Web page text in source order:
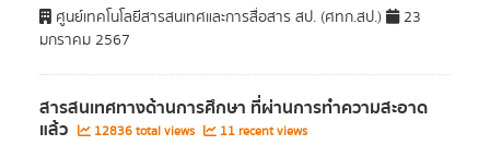
ศูนย์เทคโนโลยีสารสนเทศและการสื่อสาร สป. (ศทก.สป.)
23
มกราคม 2567
สารสนเทศทางด้านการศึกษา ที่ผ่านการทำความสะอาด
แล้ว 12836 total views 11 recent views